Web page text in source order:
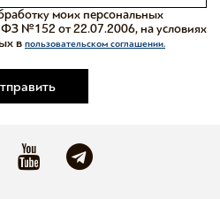
моих персональных
ФЗ №152 от 22.07.2006, на условиях
в пользовательском соглашении.